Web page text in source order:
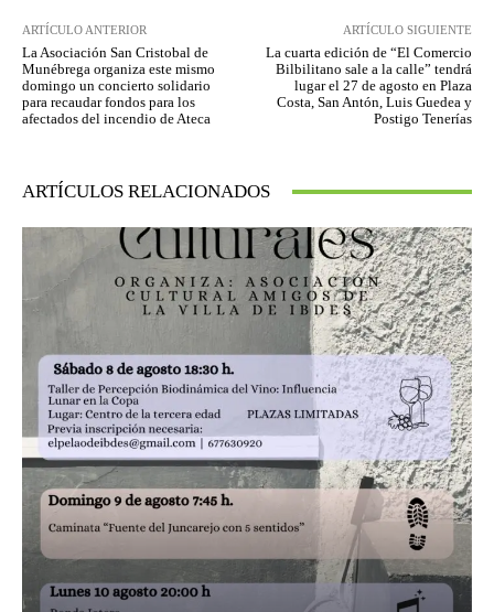
ARTÍCULO ANTERIOR
La Asociación San Cristobal de
Munébrega organiza este mismo
domingo un concierto solidario
para recaudar fondos para los
afectados del incendio de Ateca
ARTÍCULO SIGUIENTE
La cuarta edición de “El Comercio
Bilbilitano sale a la calle” tendrá
lugar el 27 de agosto en Plaza
Costa, San Antón, Luis Guedea y
Postigo Tenerías
ARTÍCULOS RELACIONADOS